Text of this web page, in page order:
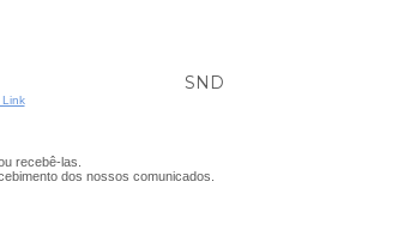
SND
recebê-las.
dos nossos comunicados.